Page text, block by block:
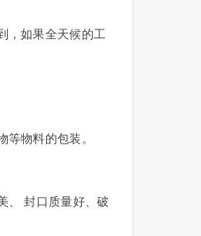
，如果全天候的工
物料的包装。
、 封口质量好、破